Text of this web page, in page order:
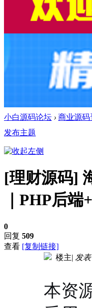
小白源码论坛 › 商业源码
发布主题
[理财源码]
｜PHP后
0
回复 509
查看 [复制链接]
楼主| 发
本资